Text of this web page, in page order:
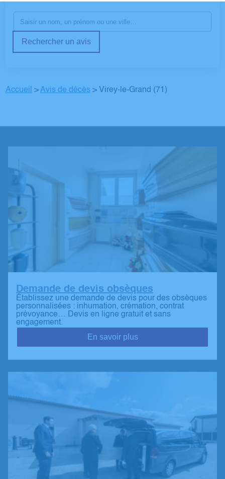
Rechercher un avis
Accueil >Avis de décès > Virey-le-Grand (71)
Demande de devis obsèques
Établissez une demande de devis pour des obsèques
personnalisées : inhumation, crémation, contrat
prévoyance… Devis en ligne gratuit et sans
engagement.
En savoir plus